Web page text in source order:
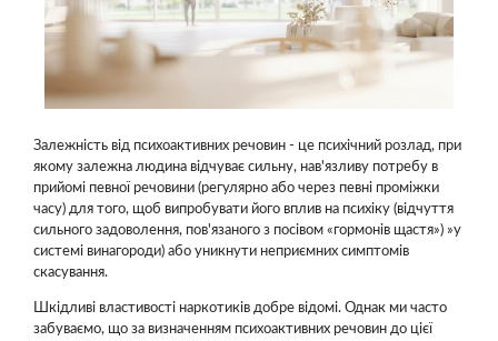
Залежність від психоактивних речовин - це психічний розлад, при
якому залежна людина відчуває сильну, нав'язливу потребу в
прийомі певної речовини (регулярно або через певні проміжки
часу) для того, щоб випробувати його вплив на психіку (відчуття
сильного задоволення, пов'язаного з посівом «гормонів щастя») »у
системі винагороди) або уникнути неприємних симптомів
скасування.
Шкідливі властивості наркотиків добре відомі. Однак ми часто
забуваємо, що за визначенням психоактивних речовин до цієї